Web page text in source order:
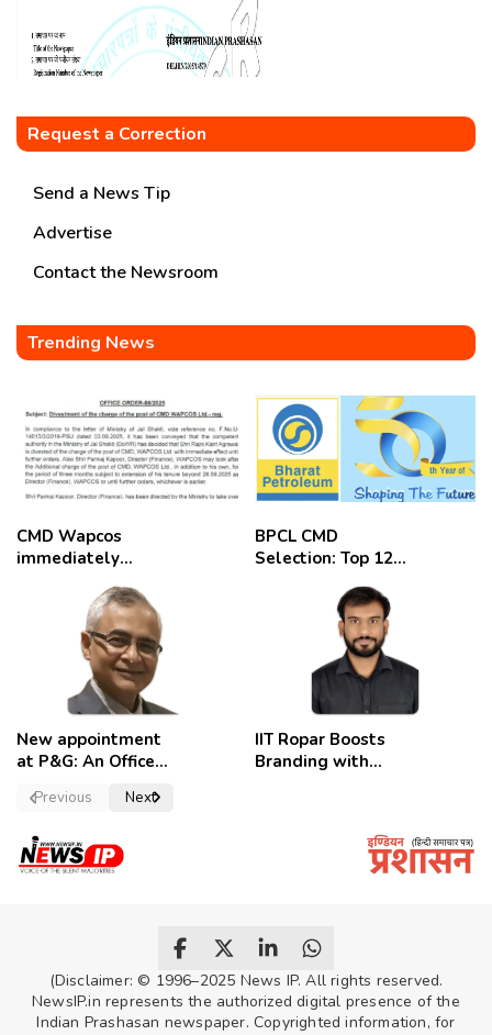
Request a Correction
Send a News Tip
Advertise
Contact the Newsroom
Trending News
CMD Wapcos
immediately
employees
celebrate
BPCL CMD
Selection: Top 12
New appointment
at P&G: An Officer
Convictions ,
secretary.
IIT Ropar Boosts
Branding with
Previous Next
(Disclaimer: © 1996–2025 News IP. All rights reserved.
NewsIP.in represents the authorized digital presence of the
Indian Prashasan newspaper. Copyrighted information, for